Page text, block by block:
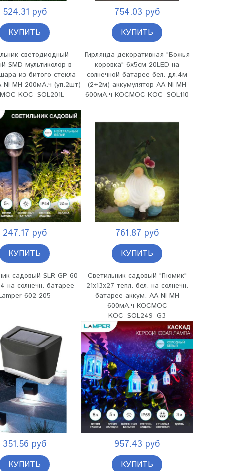
524.31 руб
КУПИТЬ
светодиодный
SMD мультиколор в
из битого стекла
NI-MH 200мА.ч (уп.2шт)
KOC_SOL201L
754.03 руб
КУПИТЬ
Гирлянда декоративная "Божья
коровка" 6x5см 20LED на
солнечной батарее бел. дл.4м
(2+2м) аккумулятор АА NI-MH
600мА.ч КОСМОС KOC_SOL110
247.17 руб
КУПИТЬ
садовый SLR-GP-60
на солнечн. батарее
602-205
761.87 руб
КУПИТЬ
Светильник садовый "Гномик"
21х13х27 тепл. бел. на солнечн.
батарее аккум. AA NI-MH
600мА.ч КОСМОС
KOC_SOL249_G3
351.56 руб
КУПИТЬ
957.43 руб
КУПИТЬ